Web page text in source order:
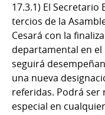
17.3.1) El
tercios de la
Cesará con la
departamental en
seguirá
una nueva
referidas. Podrá
especial en